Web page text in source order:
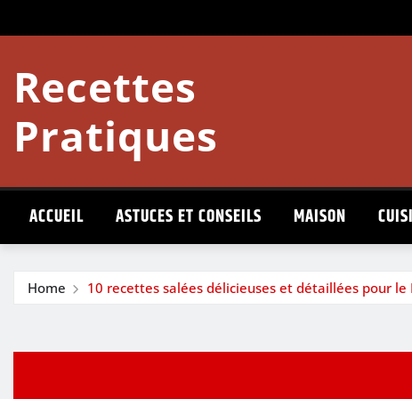
to
Recettes
Pratiques
ACCUEIL ASTUCES ET CONSEILS MAISON
Home 10 recettes salées délicieuses et détaillées pour le